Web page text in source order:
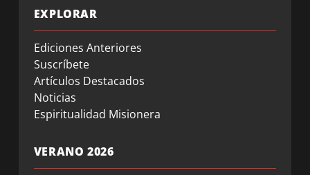
EXPLORAR
Ediciones Anteriores
Suscríbete
Artículos Destacados
Noticias
Espiritualidad Misionera
VERANO 2026